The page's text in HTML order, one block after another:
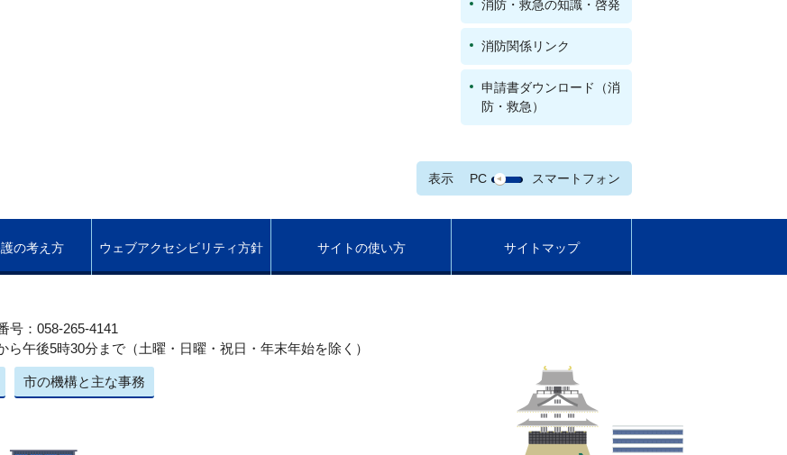
消防・救急の知識・啓発
消防関係リンク
申請書ダウンロード（消
防・救急）
表示 PC スマートフォン
の考え方 ウェブアクセシビリティ方針 サイトの使い方 サイトマップ
号：058-265-4141
午後5時30分まで（土曜・日曜・祝日・年末年始を除く）
市の機構と主な事務